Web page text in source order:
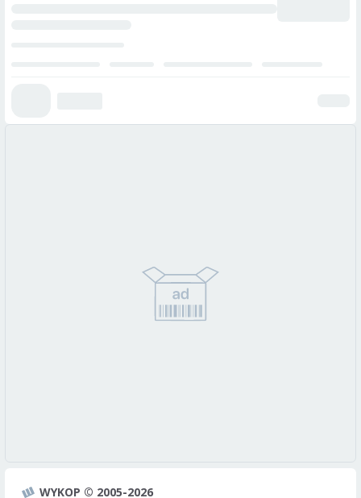
WYKOP © 2005-2026